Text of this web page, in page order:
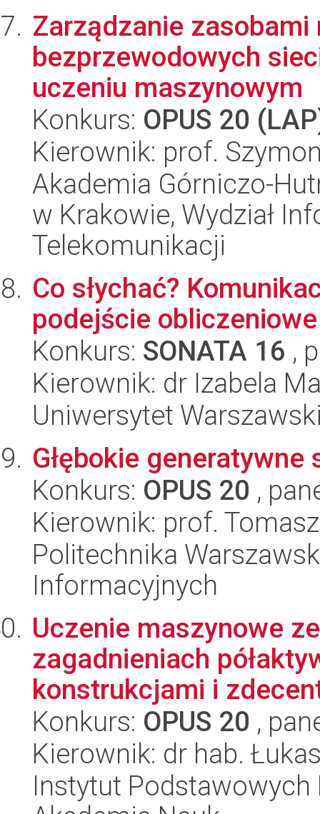
Zarządzanie
bezprzewodowych
uczeniu maszynowym
Konkurs: OPUS 20
Kierownik: prof.
Akademia Górniczo-
w Krakowie, Wydział
Telekomunikacji
Co słychać?
podejście obliczeniowe
Konkurs: SONATA 16 ,
Kierownik: dr Izabela
Uniwersytet
Głębokie
Konkurs: OPUS 20 ,
Kierownik: prof.
Politechnika
Informacyjnych
Uczenie maszynowe
zagadnieniach
konstrukcjami i
Konkurs: OPUS 20 ,
Kierownik: dr hab.
Instytut